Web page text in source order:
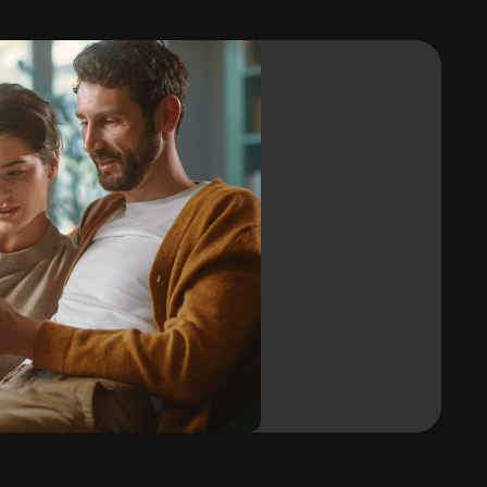
Vuilafstotend
Vervormbaar / buigbaar
JA / JA
Rolbreedte
1,22 m
Garantie